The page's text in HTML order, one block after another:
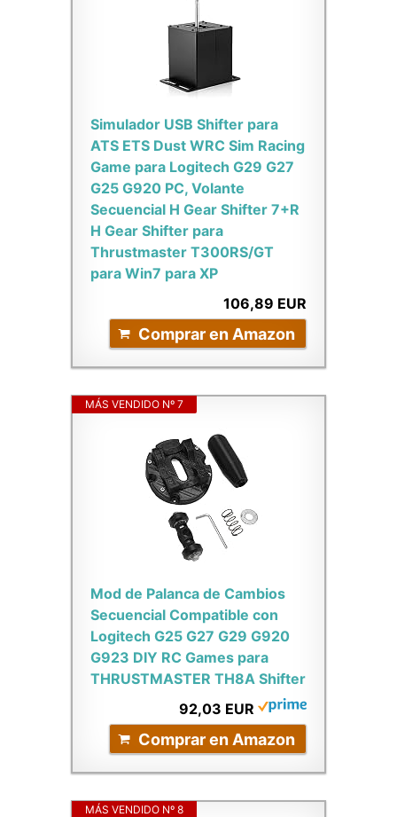
Simulador USB Shifter para
ATS ETS Dust WRC Sim Racing
Game para Logitech G29 G27
G25 G920 PC, Volante
Secuencial H Gear Shifter 7+R
H Gear Shifter para
Thrustmaster T300RS/GT
para Win7 para XP
106,89 EUR
Comprar en Amazon
MÁS VENDIDO Nº 7
Mod de Palanca de Cambios
Secuencial Compatible con
Logitech G25 G27 G29 G920
G923 DIY RC Games para
THRUSTMASTER TH8A Shifter
92,03 EUR
Comprar en Amazon
MÁS VENDIDO Nº 8